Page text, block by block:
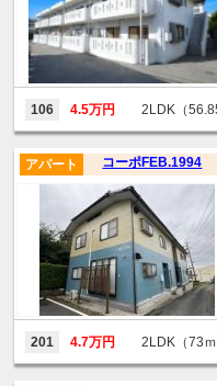
106 4.5万円 2LDK（
コーポFEB.1994
アパート
201 4.7万円 2LDK（73ｍ